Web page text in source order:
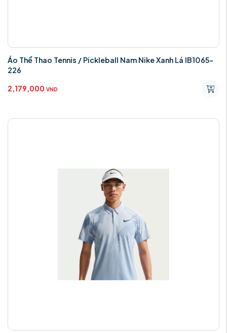
Áo Thể Thao Tennis / Pickleball Nam Nike Xanh Lá IB1065-
226
2,179,000 VND